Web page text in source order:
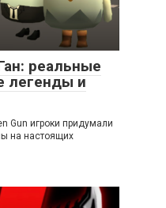
реальные
легенды и
Gun игроки придумали
на настоящих